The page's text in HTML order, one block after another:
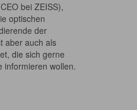
bei ZEISS),
optischen
der
aber auch als
die sich gerne
informieren wollen.